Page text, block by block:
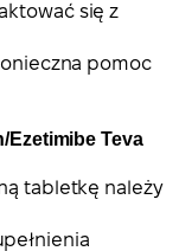
się z
pomoc
Ezetimibe Teva
tabletkę należy